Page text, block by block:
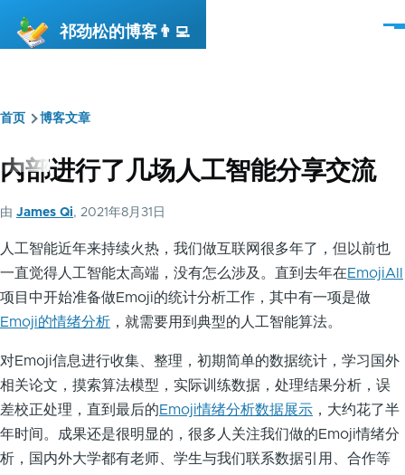
祁劲松的博客👨‍💻
菜
面
包
屑
首页 博客文章
内部进行了几场人工智能分享交流
由 James Qi, 2021年8月31日
人工智能近年来持续火热，我们做互联网很多年了，但以前也
一直觉得人工智能太高端，没有怎么涉及。直到去年在EmojiAll
项目中开始准备做Emoji的统计分析工作，其中有一项是做
Emoji的情绪分析 ，就需要用到典型的人工智能算法。
对Emoji信息进行收集、整理，初期简单的数据统计，学习国外
相关论文，摸索算法模型，实际训练数据，处理结果分析，误
差校正处理，直到最后的Emoji情绪分析数据展示 ，大约花了半
年时间。成果还是很明显的，很多人关注我们做的Emoji情绪分
析，国内外大学都有老师、学生与我们联系数据引用、合作等